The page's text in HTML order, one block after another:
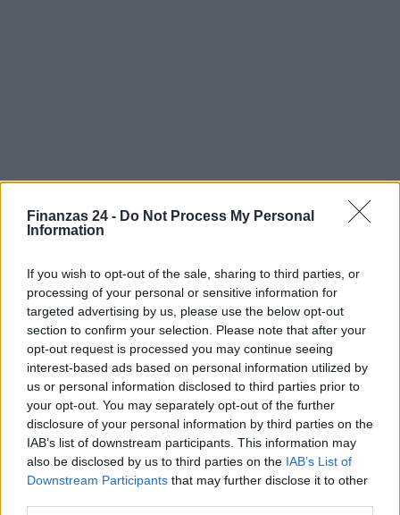
Finanzas 24 - Do Not Process My Personal
Information
If you wish to opt-out of the sale, sharing to third parties, or
processing of your personal or sensitive information for
targeted advertising by us, please use the below opt-out
section to confirm your selection. Please note that after your
opt-out request is processed you may continue seeing
interest-based ads based on personal information utilized by
us or personal information disclosed to third parties prior to
your opt-out. You may separately opt-out of the further
disclosure of your personal information by third parties on the
IAB’s list of downstream participants. This information may
also be disclosed by us to third parties on the IAB’s List of
Downstream Participants that may further disclose it to other
Sigue leyendo
INVERSIONES